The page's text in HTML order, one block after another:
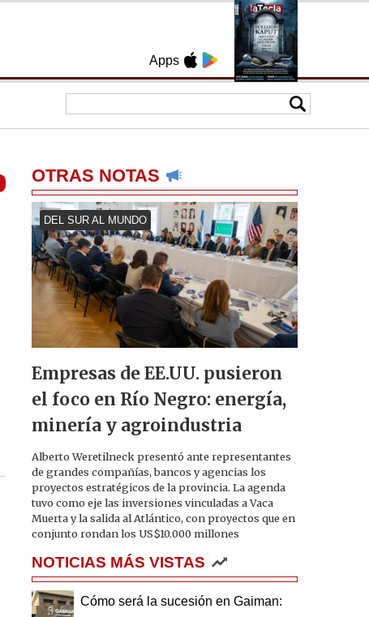
Apps
OTRAS NOTAS
DEL SUR AL MUNDO
Empresas de EE.UU. pusieron
el foco en Río Negro: energía,
minería y agroindustria
Alberto Weretilneck presentó ante representantes
de grandes compañías, bancos y agencias los
proyectos estratégicos de la provincia. La agenda
tuvo como eje las inversiones vinculadas a Vaca
Muerta y la salida al Atlántico, con proyectos que en
conjunto rondan los US$10.000 millones
NOTICIAS MÁS VISTAS
Cómo será la sucesión en Gaiman: